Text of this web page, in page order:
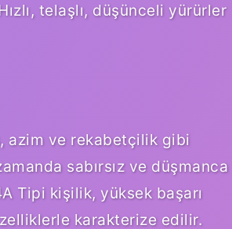
telaşlı, düşünceli yürürler
azim ve rekabetçilik gibi
sabırsız ve düşmanca
Tipi kişilik, yüksek başarı
karakterize edilir.